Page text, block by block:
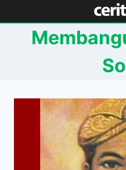
to